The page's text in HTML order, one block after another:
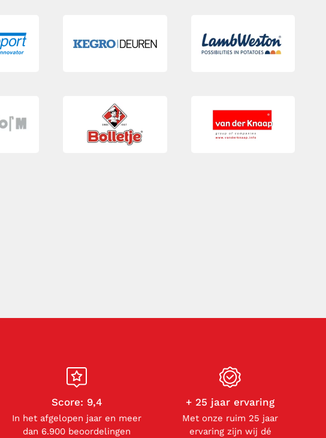
Score: 9,4
In het afgelopen jaar en meer
dan 6.900 beoordelingen
+ 25 jaar ervaring
Met onze ruim 25 jaar
ervaring zijn wij dé